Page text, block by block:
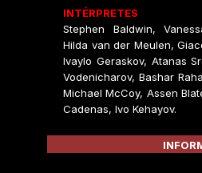
INTÉRPRETES
Stephen Baldwin,
Hilda van der Meulen,
Ivaylo Geraskov, Atanas
Vodenicharov, Bashar
Michael McCoy, Assen
Cadenas, Ivo Kehayov.